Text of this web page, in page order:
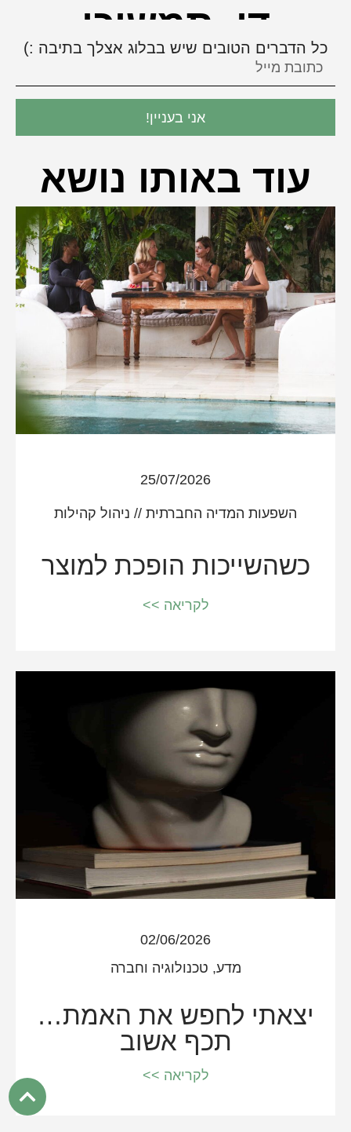
די, תמשיכי
כל הדברים הטובים שיש בבלוג אצלך בתיבה :)
אני בעניין!
עוד באותו נושא
25/07/2026
השפעות המדיה החברתית // ניהול קהילות
כשהשייכות הופכת למוצר
לקריאה >>
02/06/2026
מדע, טכנולוגיה וחברה
יצאתי לחפש את האמת…
תכף אשוב
לקריאה >>